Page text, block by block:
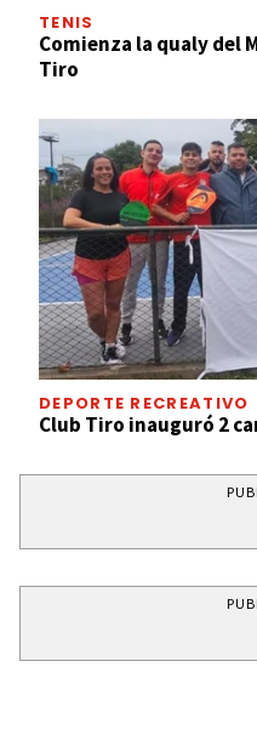
TENIS
Comienza la qualy del
Tiro
DEPORTE RECREATIVO
Club Tiro inauguró 2